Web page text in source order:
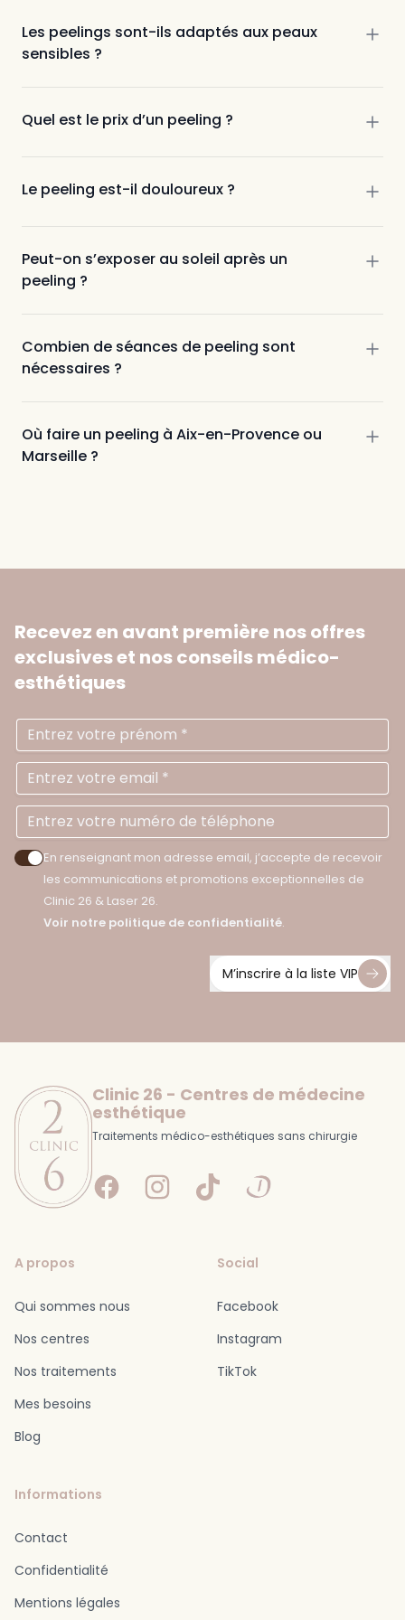
Les peelings sont-ils adaptés aux peaux
sensibles ?
Quel est le prix d’un peeling ?
Le peeling est-il douloureux ?
Peut-on s’exposer au soleil après un
peeling ?
Combien de séances de peeling sont
nécessaires ?
une cure de plusieurs séances est
recommandée pour traiter une problématique
Où faire un peeling à Aix-en-Provence ou
Marseille ?
Recevez en avant première nos offres
exclusiveset nos conseils médico-
esthétiques
Prénom
Accepter les politiques de confidentialité
En renseignant mon adresse email, j’accepte de recevoir
les communications et promotions exceptionnelles de
Clinic 26 & Laser 26.
Voir notre politique de confidentialité.
M’inscrire à la liste VIP
Clinic 26 - Centres de médecine
esthétique
Traitements médico-esthétiques sans chirurgie
FacebookInstagram
Tiktok Doctolib
A propos
Qui sommes nous
Nos centres
Nos traitements
Mes besoins
Blog
Informations
Contact
Confidentialité
Mentions légales
Social
Facebook
Instagram
TikTok